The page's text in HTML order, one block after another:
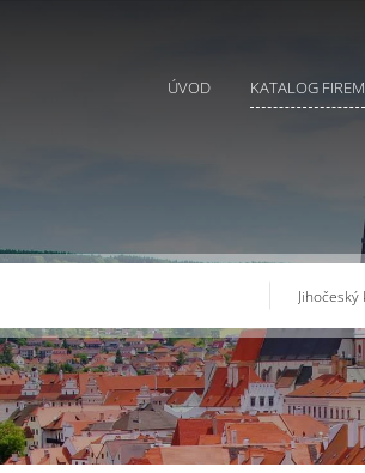
ÚVOD KATALOG FIREM